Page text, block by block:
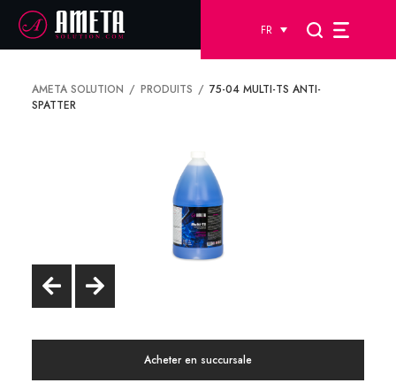
FR
AMETA SOLUTION PRODUITS
75-04 MULTI-TS ANTI-
SPATTER
Acheter en succursale